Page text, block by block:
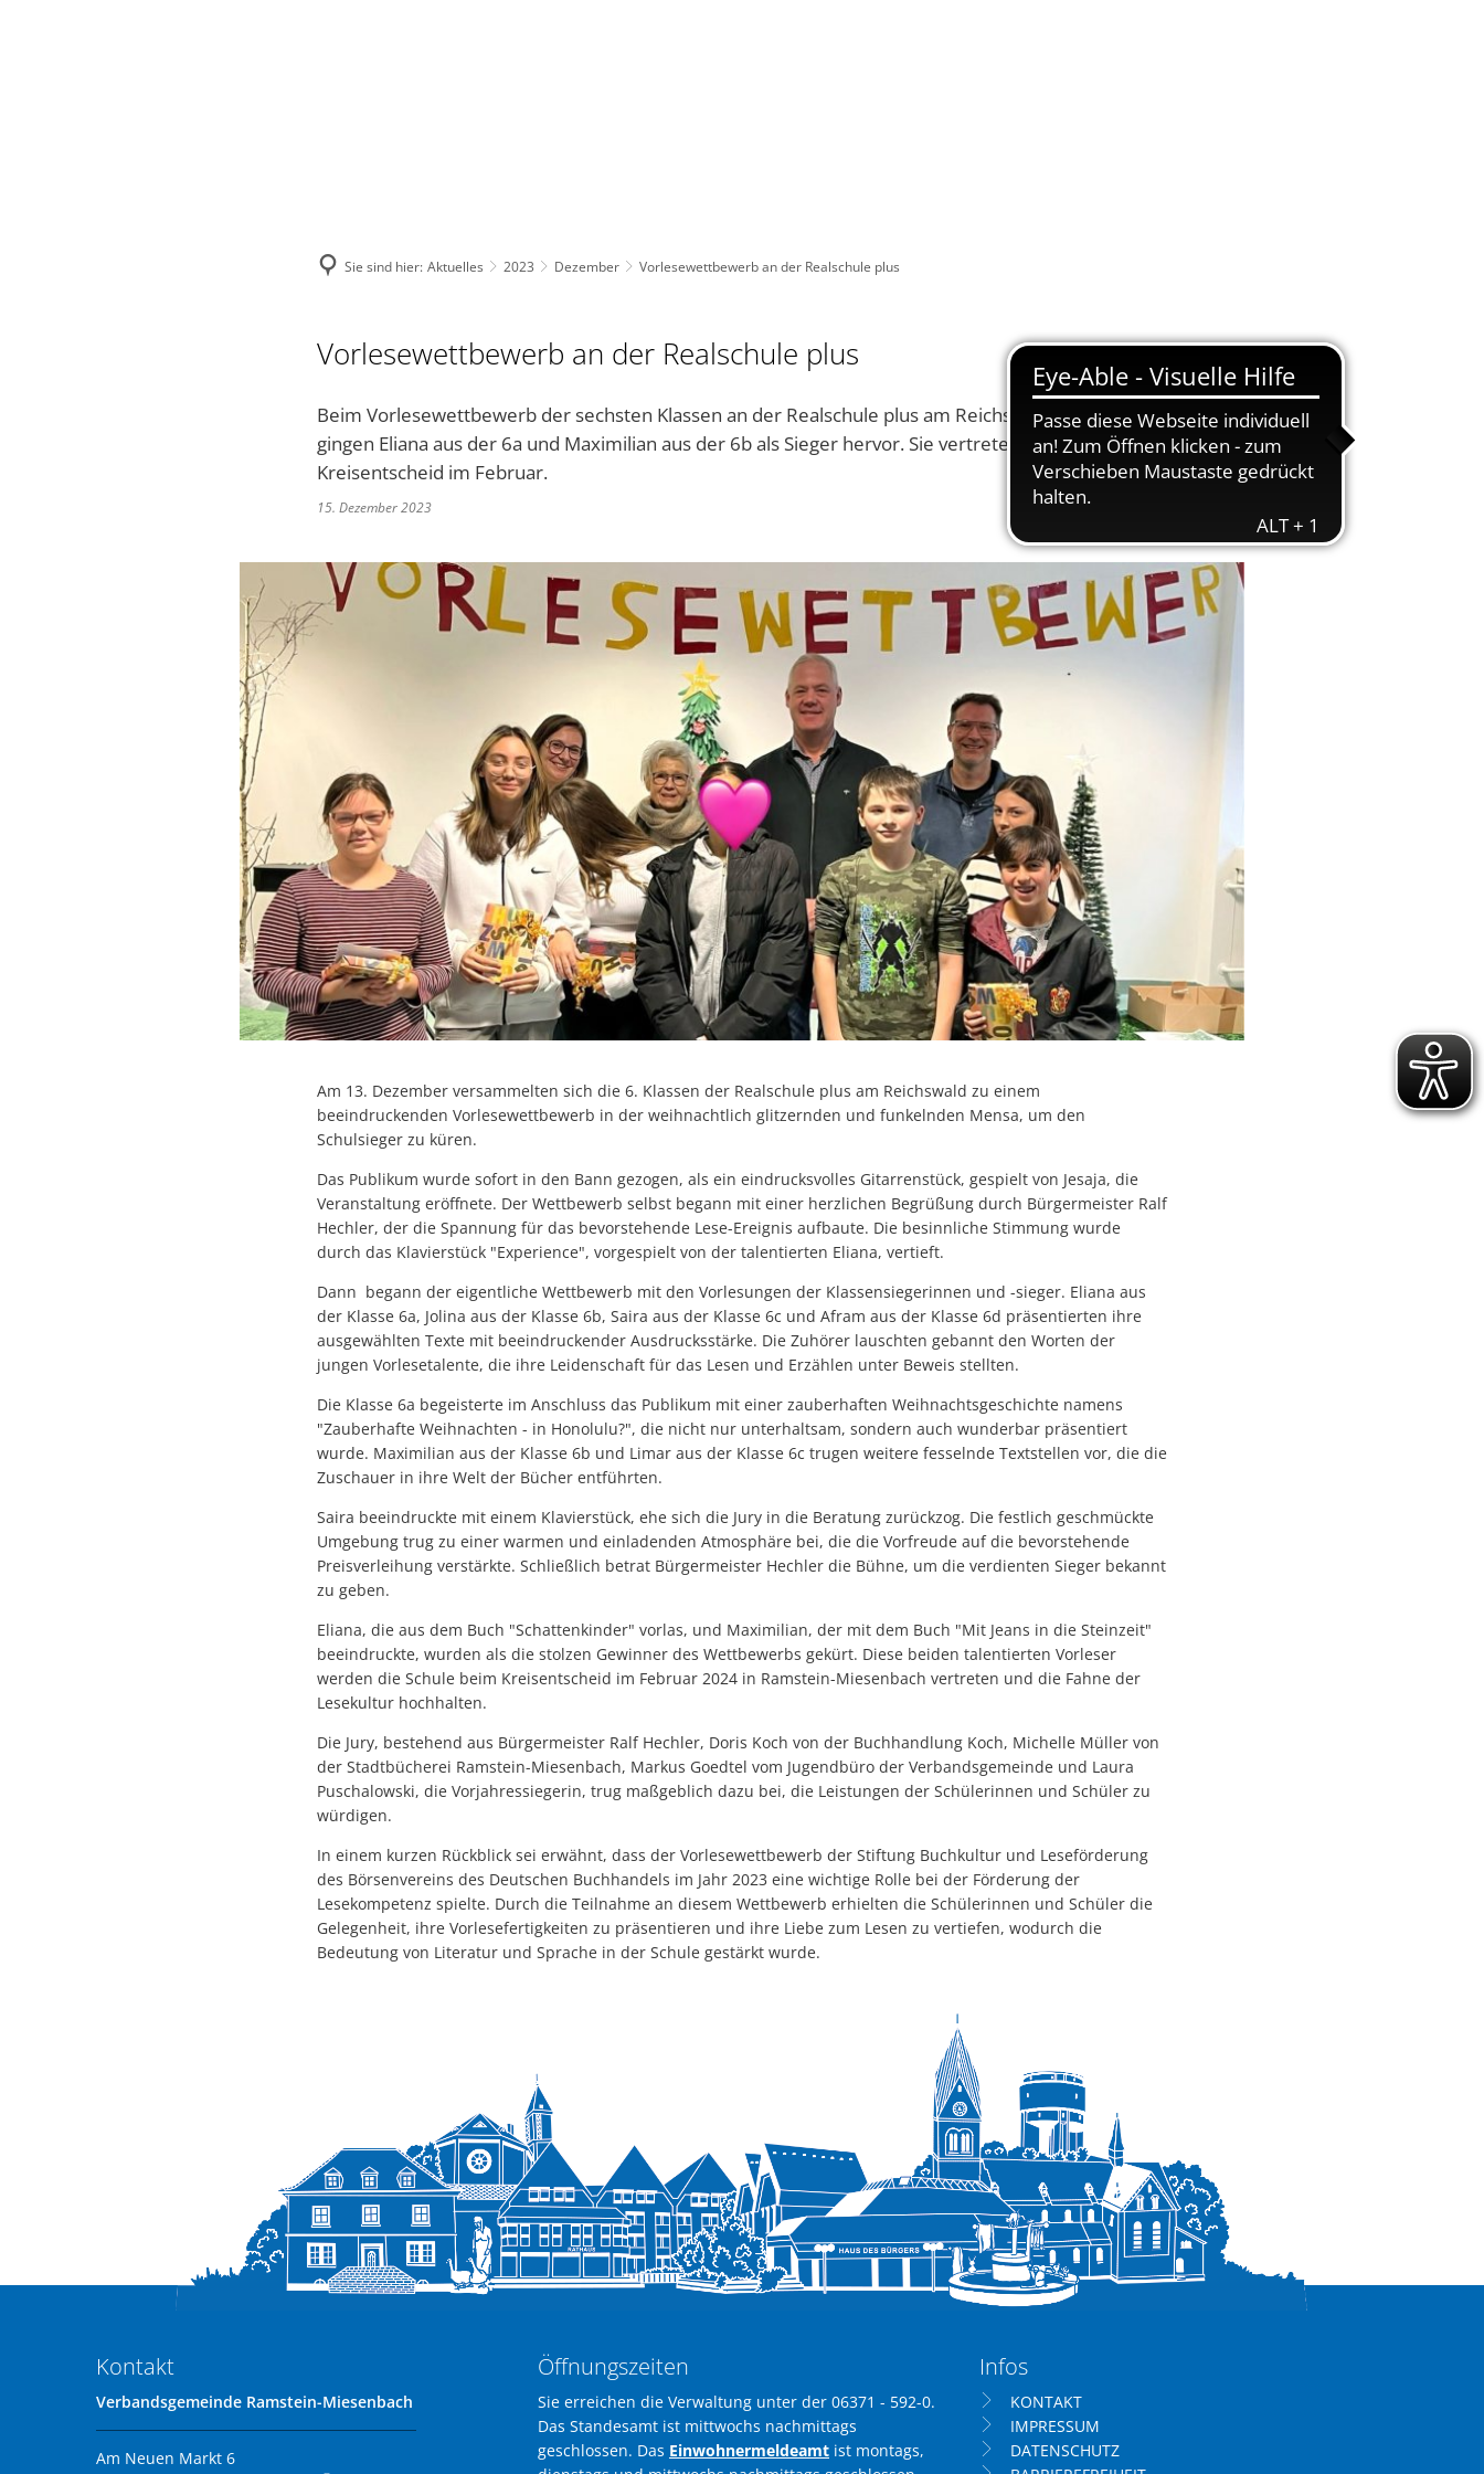
Sie sind hier: Aktuelles 2023 Dezember Vorlesewettbewerb an der Realschule plus
Vorlesewettbewerb an der Realschule plus
Beim Vorlesewettbewerb der sechsten Klassen an der Realschule plus am Reichswald in Ramstein
gingen Eliana aus der 6a und Maximilian aus der 6b als Sieger hervor. Sie vertreten die Schule beim
Kreisentscheid im Februar.
15. Dezember 2023
Am 13. Dezember versammelten sich die 6. Klassen der Realschule plus am Reichswald zu einem
beeindruckenden Vorlesewettbewerb in der weihnachtlich glitzernden und funkelnden Mensa, um den
Schulsieger zu küren.
Das Publikum wurde sofort in den Bann gezogen, als ein eindrucksvolles Gitarrenstück, gespielt von Jesaja, die
Veranstaltung eröffnete. Der Wettbewerb selbst begann mit einer herzlichen Begrüßung durch Bürgermeister Ralf
Hechler, der die Spannung für das bevorstehende Lese-Ereignis aufbaute. Die besinnliche Stimmung wurde
durch das Klavierstück "Experience", vorgespielt von der talentierten Eliana, vertieft.
Dann begann der eigentliche Wettbewerb mit den Vorlesungen der Klassensiegerinnen und -sieger. Eliana aus
der Klasse 6a, Jolina aus der Klasse 6b, Saira aus der Klasse 6c und Afram aus der Klasse 6d präsentierten ihre
ausgewählten Texte mit beeindruckender Ausdrucksstärke. Die Zuhörer lauschten gebannt den Worten der
jungen Vorlesetalente, die ihre Leidenschaft für das Lesen und Erzählen unter Beweis stellten.
Die Klasse 6a begeisterte im Anschluss das Publikum mit einer zauberhaften Weihnachtsgeschichte namens
"Zauberhafte Weihnachten - in Honolulu?", die nicht nur unterhaltsam, sondern auch wunderbar präsentiert
wurde. Maximilian aus der Klasse 6b und Limar aus der Klasse 6c trugen weitere fesselnde Textstellen vor, die die
Zuschauer in ihre Welt der Bücher entführten.
Saira beeindruckte mit einem Klavierstück, ehe sich die Jury in die Beratung zurückzog. Die festlich geschmückte
Umgebung trug zu einer warmen und einladenden Atmosphäre bei, die die Vorfreude auf die bevorstehende
Preisverleihung verstärkte. Schließlich betrat Bürgermeister Hechler die Bühne, um die verdienten Sieger bekannt
zu geben.
Eliana, die aus dem Buch "Schattenkinder" vorlas, und Maximilian, der mit dem Buch "Mit Jeans in die Steinzeit"
beeindruckte, wurden als die stolzen Gewinner des Wettbewerbs gekürt. Diese beiden talentierten Vorleser
werden die Schule beim Kreisentscheid im Februar 2024 in Ramstein-Miesenbach vertreten und die Fahne der
Lesekultur hochhalten.
Die Jury, bestehend aus Bürgermeister Ralf Hechler, Doris Koch von der Buchhandlung Koch, Michelle Müller von
der Stadtbücherei Ramstein-Miesenbach, Markus Goedtel vom Jugendbüro der Verbandsgemeinde und Laura
Puschalowski, die Vorjahressiegerin, trug maßgeblich dazu bei, die Leistungen der Schülerinnen und Schüler zu
würdigen.
In einem kurzen Rückblick sei erwähnt, dass der Vorlesewettbewerb der Stiftung Buchkultur und Leseförderung
des Börsenvereins des Deutschen Buchhandels im Jahr 2023 eine wichtige Rolle bei der Förderung der
Lesekompetenz spielte. Durch die Teilnahme an diesem Wettbewerb erhielten die Schülerinnen und Schüler die
Gelegenheit, ihre Vorlesefertigkeiten zu präsentieren und ihre Liebe zum Lesen zu vertiefen, wodurch die
Bedeutung von Literatur und Sprache in der Schule gestärkt wurde.
Kontakt
Verbandsgemeinde Ramstein-Miesenbach
Am Neuen Markt 6
Öffnungszeiten
Sie erreichen die Verwaltung unter der 06371 - 592-0.
Das Standesamt ist mittwochs nachmittags
geschlossen. Das Einwohnermeldeamt ist montags,
Infos
KONTAKT
IMPRESSUM
DATENSCHUTZ